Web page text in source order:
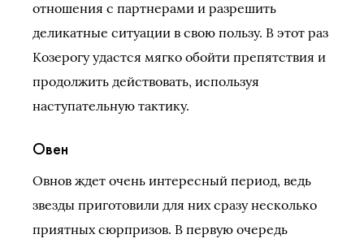
отношения с партнерами и разрешить
деликатные ситуации в свою пользу. В этот раз
Козерогу удастся мягко обойти препятствия и
продолжить действовать, используя
наступательную тактику.
Овен
Овнов ждет очень интересный период, ведь
звезды приготовили для них сразу несколько
приятных сюрпризов. В первую очередь